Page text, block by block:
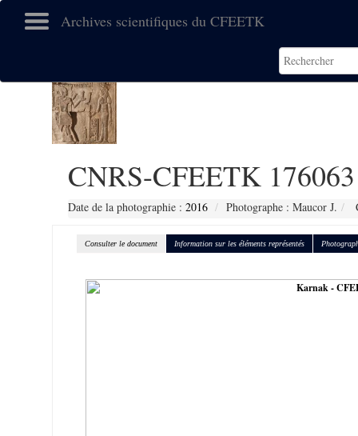
Archives scientifiques du CFEETK
CNRS-CFEETK 176063
Date de la photographie : 2016 Photographe : Maucor J.
Consulter le document Information sur les éléments représentés